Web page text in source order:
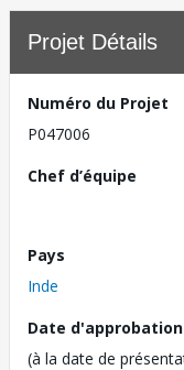
Projet Détails
Numéro du Projet
P047006
Chef d’équipe
Pays
Inde
Date d'approbation
(à la date de